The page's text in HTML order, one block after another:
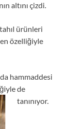
altını çizdi.
ürünleri
özelliğiyle
hammaddesi
de
tanınıyor.